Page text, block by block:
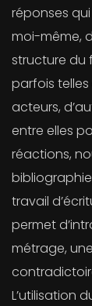
réponses
moi-même,
structure du
parfois
acteurs,
entre elles
réactions,
travail
permet
métrage,
L’utilisation